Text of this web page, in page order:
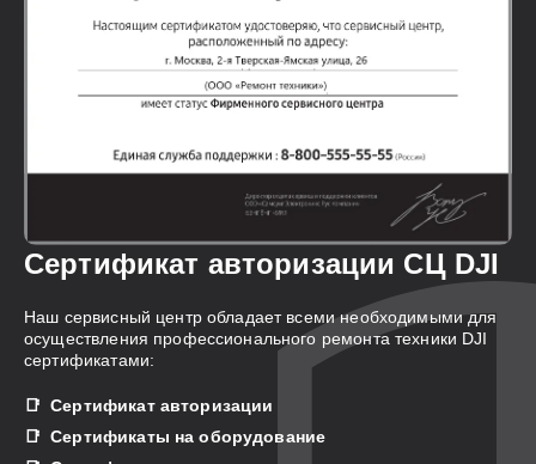
Сертификат авторизации СЦ DJI
Наш сервисный центр обладает всеми необходимыми для
осуществления профессионального ремонта техники DJI
сертификатами:
Сертификат авторизации
Сертификаты на оборудование